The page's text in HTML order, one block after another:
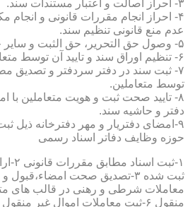
۳- احراز اصالت و اعتبار مستندات سند.
۴- احراز انجام مقررات قانونی و انجام
عدم منع قانونی تنظیم سند.
۵- وصول حق التحریر، حق الثبت و سایر حقوق دولتی.
۶- تنظیم اوراق سند و تایید آن توسط متعاملین.
۷- ثبت سند در دفتر سردفتر و تصدیق
توسط متعاملین.
۸- تایید صحت ثبت و هویت متعاملین با
دفتر و حاشیه سند.
۹-امضای دفتریار و مهر دفترخانه ذیل ثبت دفتر و در حاشیه سند.
حوزه وظایف دفاتر اسناد رسمی
۱-ثبت